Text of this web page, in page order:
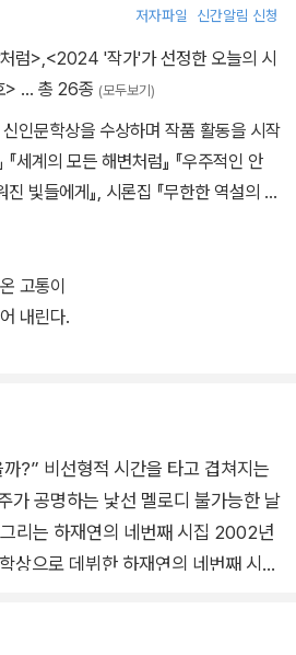
에서 포착했다는, 카시니 탐사선이
리와 비슷하게 들린다.
한의 조건을 갖춘 상태에서 가장 고통
바로 우리가 사는 세계라는 한 철학자
을 상상한다. 가장 혹독한 곳에서 가장
.
어갈 것이다.
저자파일 신간알림 신청
럼>,<2024 '작가'가 선정한 오늘의 시
> … 총 26종 (모두보기)
인문학상을 수상하며 작품 활동을 시작
세계의 모든 해변처럼』 『우주적인 안
진 빛들에게』, 시론집 『무한한 역설의 사
어문예창작전공 교수로 재직 중이다.
고통이
내린다.
겹쳐지는
하재연의 네번째 시집 2002년
상으로 데뷔한 하재연의 네번째 시집
적인 안녕』(2019)을 출간한 이래 7년